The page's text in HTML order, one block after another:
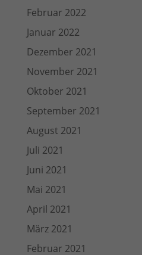
Februar 2022
Januar 2022
Dezember 2021
November 2021
Oktober 2021
September 2021
August 2021
Juli 2021
Juni 2021
Mai 2021
April 2021
März 2021
Februar 2021